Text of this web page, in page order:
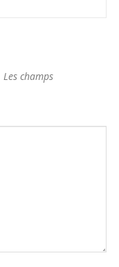
Les champs